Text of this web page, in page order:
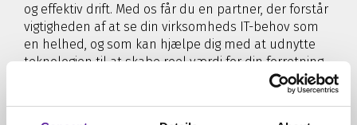
og effektiv drift. Med os får du en partner, der forstår
vigtigheden af at se din virksomheds IT-behov som
en helhed, og som kan hjælpe dig med at udnytte
teknologien til at skabe reel værdi for din forretning.